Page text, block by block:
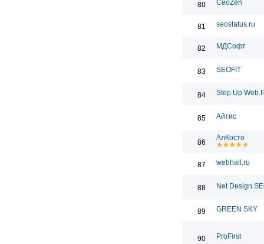
80 CeoZen
81 seostatus.ru
82 МДСофт
83 SEOFIT
84 Step Up Web
85 Айтис
86
АлКосто
87 webhall.ru
88 Net Design
89 GREEN SKY
90 ProFirst